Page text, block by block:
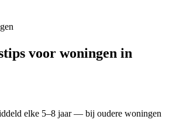
voor woningen in
elke 5–8 jaar — bij oudere woningen